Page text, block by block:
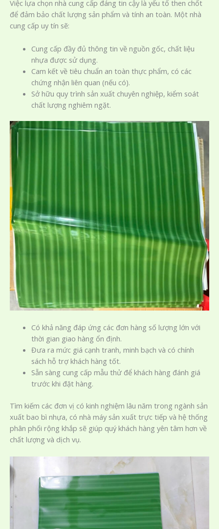
Việc lựa chọn nhà cung cấp đáng tin cậy là yếu tố then chốt
để đảm bảo chất lượng sản phẩm và tính an toàn. Một nhà
cung cấp uy tín sẽ:
Cung cấp đầy đủ thông tin về nguồn gốc, chất liệu
nhựa được sử dụng.
Cam kết về tiêu chuẩn an toàn thực phẩm, có các
chứng nhận liên quan (nếu có).
Sở hữu quy trình sản xuất chuyên nghiệp, kiểm soát
chất lượng nghiêm ngặt.
Có khả năng đáp ứng các đơn hàng số lượng lớn với
thời gian giao hàng ổn định.
Đưa ra mức giá cạnh tranh, minh bạch và có chính
sách hỗ trợ khách hàng tốt.
Sẵn sàng cung cấp mẫu thử để khách hàng đánh giá
trước khi đặt hàng.
Tìm kiếm các đơn vị có kinh nghiệm lâu năm trong ngành sản
xuất bao bì nhựa, có nhà máy sản xuất trực tiếp và hệ thống
phân phối rộng khắp sẽ giúp quý khách hàng yên tâm hơn về
chất lượng và dịch vụ.